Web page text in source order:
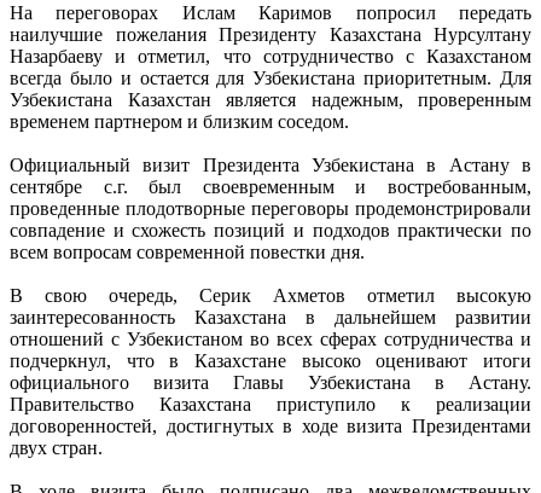
На переговорах Ислам Каримов попросил передать
наилучшие пожелания Президенту Казахстана Нурсултану
Назарбаеву и отметил, что сотрудничество с Казахстаном
всегда было и остается для Узбекистана приоритетным. Для
Узбекистана Казахстан является надежным, проверенным
временем партнером и близким соседом.
Официальный визит Президента Узбекистана в Астану в
сентябре с.г. был своевременным и востребованным,
проведенные плодотворные переговоры продемонстрировали
совпадение и схожесть позиций и подходов практически по
всем вопросам современной повестки дня.
В свою очередь, Серик Ахметов отметил высокую
заинтересованность Казахстана в дальнейшем развитии
отношений с Узбекистаном во всех сферах сотрудничества и
подчеркнул, что в Казахстане высоко оценивают итоги
официального визита Главы Узбекистана в Астану.
Правительство Казахстана приступило к реализации
договоренностей, достигнутых в ходе визита Президентами
двух стран.